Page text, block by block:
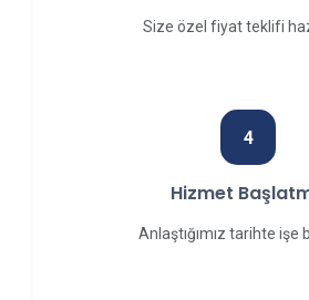
Size özel fiyat teklifi
4
Hizmet
Anlaştığımız tarihte işe